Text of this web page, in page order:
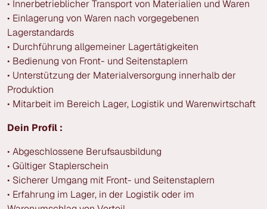
• Innerbetrieblicher Transport von Materialien und Waren
• Einlagerung von Waren nach vorgegebenen
Lagerstandards
• Durchführung allgemeiner Lagertätigkeiten
• Bedienung von Front- und Seitenstaplern
• Unterstützung der Materialversorgung innerhalb der
Produktion
• Mitarbeit im Bereich Lager, Logistik und Warenwirtschaft
Dein Profil :
• Abgeschlossene Berufsausbildung
• Gültiger Staplerschein
• Sicherer Umgang mit Front- und Seitenstaplern
• Erfahrung im Lager, in der Logistik oder im